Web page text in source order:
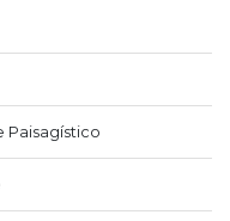
Paisagístico